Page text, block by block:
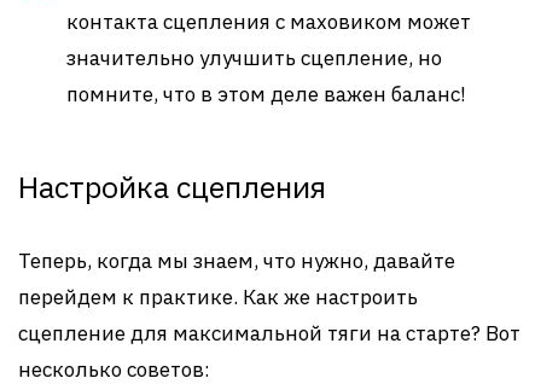
контакта сцепления с маховиком может
значительно улучшить сцепление, но
помните, что в этом деле важен баланс!
Настройка сцепления
Теперь, когда мы знаем, что нужно, давайте
перейдем к практике. Как же настроить
сцепление для максимальной тяги на старте? Вот
несколько советов: